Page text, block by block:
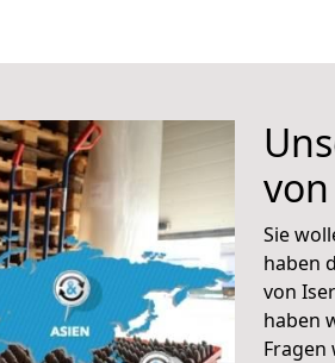
Sie
haben
von
haben
Fragen